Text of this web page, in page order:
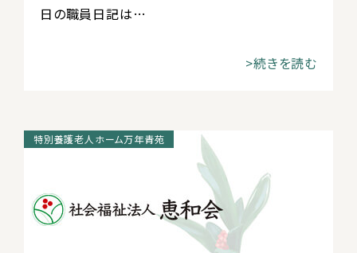
日の職員日記は…
>続きを読む
特別養護老人ホーム万年青苑